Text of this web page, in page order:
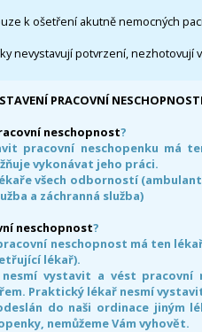
k ošetření akutně nemocných
nevystavují potvrzení, nezhotovují
PRACOVNÍ NESCHOPNOSTI
neschopnost?
pracovní neschopenku má
vykonávat jeho práci.
všech odborností
a záchranná služba)
neschopnost?
neschopnost má ten
lékař).
vystavit a vést pracovní
Praktický lékař nesmí
do naši ordinace jiným
nemůžeme Vám vyhovět.